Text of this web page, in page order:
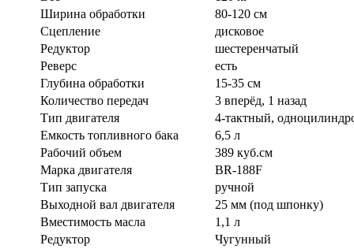
Ширина обработки
80-120 см
Сцепление
дисковое
Редуктор
шестеренчатый
Реверс
есть
Глубина обработки
15-35 см
Количество передач
3 вперёд, 1 назад
Тип двигателя
4-тактный,
Емкость топливного бака
6,5 л
Рабочий объем
389 куб.см
Марка двигателя
BR-188F
Тип запуска
ручной
Выходной вал двигателя
25 мм (под шпонку)
Вместимость масла
1,1 л
Редуктор
Чугунный